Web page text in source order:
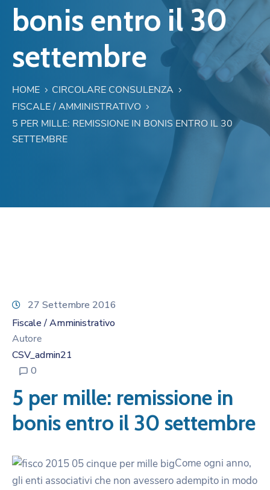
bonis entro il 30
settembre
HOME
CIRCOLARE CONSULENZA
FISCALE / AMMINISTRATIVO
5 PER MILLE: REMISSIONE IN BONIS ENTRO IL 30
SETTEMBRE
27 Settembre 2016
Fiscale / Amministrativo
Autore
CSV_admin21
0
5 per mille: remissione in
bonis entro il 30 settembre
Come ogni anno,
gli enti associativi che non avessero adempito in modo